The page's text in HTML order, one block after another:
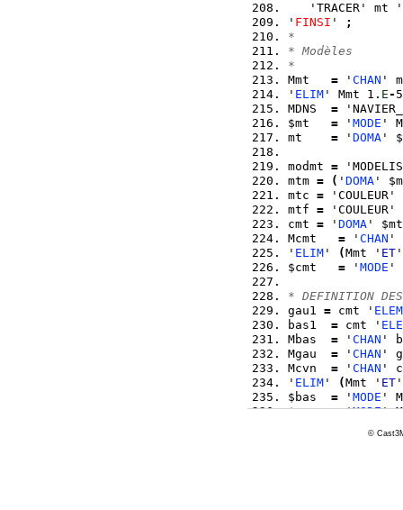
'TRACER' mt
' FINSI '
;
*
* Modèles
*
Mmt = ' CHAN '
' ELIM ' Mmt 1. E-
MDNS =
$mt = ' MODE '
mt = ' DOMA '
modmt =
mtm = ( ' DOMA '
mtc = 'COULEUR'
mtf = 'COULEUR'
cmt = ' DOMA '
Mcmt = ' CHAN '
' ELIM ' (Mmt ' ET '
$cmt = ' MODE '
* DEFINITION DES
gau1 = cmt ' ELEM
bas1 = cmt '
Mbas = ' CHAN '
Mgau = ' CHAN '
Mcvn = ' CHAN '
' ELIM ' (Mmt ' ET
$bas = ' MODE '
$gau = 'MODE'
DOMA'
©